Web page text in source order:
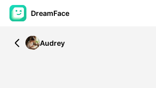
DreamFace
AI-verktyg
Audrey